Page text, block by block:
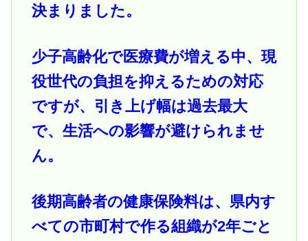
決まりました。
少子高齢化で医療費が増える中、現
役世代の負担を抑えるための対応
ですが、引き上げ幅は過去最大
で、生活への影響が避けられませ
ん。
後期高齢者の健康保険料は、県内す
べての市町村で作る組織が2年ごと